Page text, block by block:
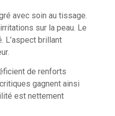
avec soin au tissage.
sur la peau. Le
L’aspect brillant
de renforts
gagnent ainsi
est nettement